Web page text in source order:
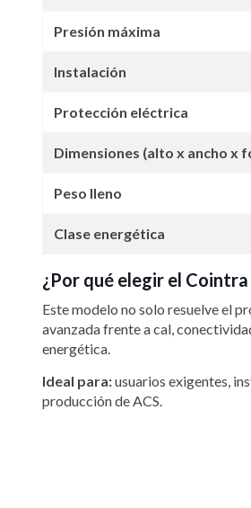
Presión máxima
Instalación
Protección eléctrica
Dimensiones (alto x ancho x
Peso lleno
Clase energética
¿Por qué elegir el Cointra
Este modelo no solo resuelve el
avanzada frente a cal,
energética.
Ideal para:usuarios exigentes,
producción de ACS.